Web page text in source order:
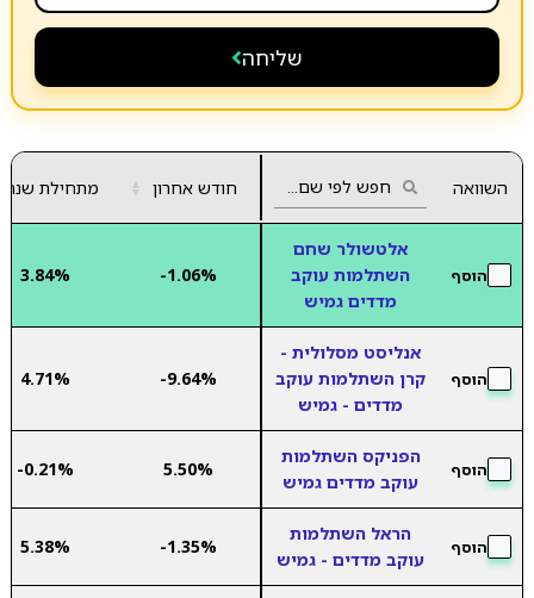
שליחה
השוואה חודש אחרון ▲
▼ מתחילת שנה
הוסף
אלטשולר שחם
השתלמות עוקב
מדדים גמיש
-1.06%
3.84%
הוסף
אנליסט מסלולית -
קרן השתלמות עוקב
מדדים - גמיש
-9.64%
4.71%
הוסף
הפניקס השתלמות
עוקב מדדים גמיש
5.50%
-0.21%
הוסף
הראל השתלמות
עוקב מדדים - גמיש
-1.35%
5.38%